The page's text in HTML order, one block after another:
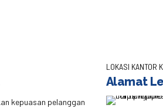
kepuasan pelanggan
LOKASI KANTOR
Alamat